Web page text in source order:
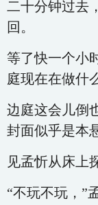
二十分钟过去
回。
等了快一个小
庭现在在做什
边庭这会儿倒
封面似乎是本
见孟忻从床上
“不玩不玩，”